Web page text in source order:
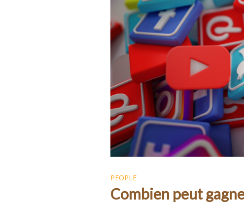
PEOPLE
Combien peut